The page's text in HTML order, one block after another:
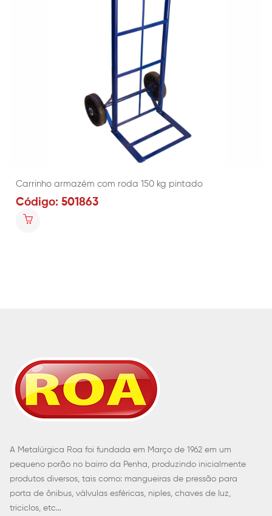
Carrinho armazém com roda 150 kg pintado
Código: 501863
A Metalúrgica Roa foi fundada em Março de 1962 em um
pequeno porão no bairro da Penha, produzindo inicialmente
produtos diversos, tais como: mangueiras de pressão para
porta de ônibus, válvulas esféricas, niples, chaves de luz,
triciclos, etc...